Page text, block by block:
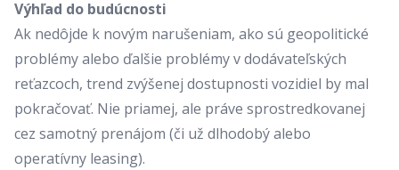
Výhľad do budúcnosti
Ak nedôjde k novým narušeniam, ako sú geopolitické
problémy alebo ďalšie problémy v dodávateľských
reťazcoch, trend zvýšenej dostupnosti vozidiel by mal
pokračovať. Nie priamej, ale práve sprostredkovanej
cez samotný prenájom (či už dlhodobý alebo
operatívny leasing).